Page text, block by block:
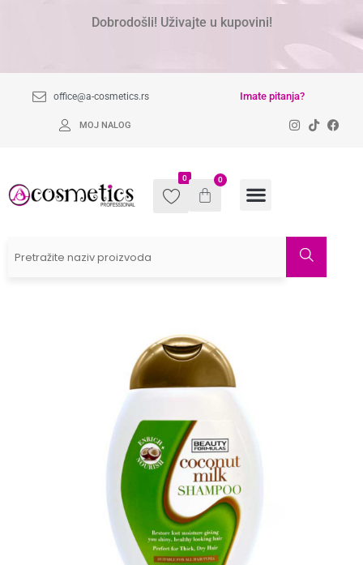
Dobrodošli! Uživajte u kupovini!
office@a-cosmetics.rs Imate pitanja?
MOJ NALOG
0 0